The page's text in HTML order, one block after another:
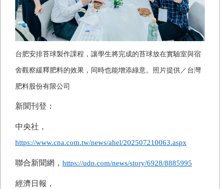
台肥安排苔球製作課程，讓學生將完成的苔球放在實驗室與宿
舍觀察緩釋肥料的效果，同時也能增添綠意。照片提供／台灣
肥料股份有限公司
新聞刊登：
中央社，
https://www.cna.com.tw/news/ahel/202507210063.aspx
聯合新聞網， https://udn.com/news/story/6928/8885995
經濟日報，